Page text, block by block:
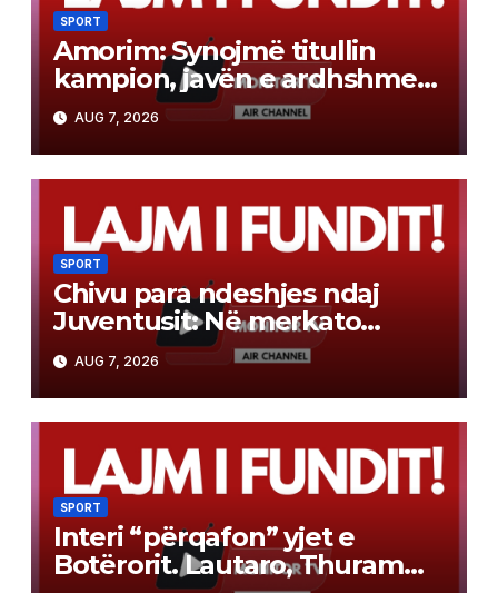
SPORT
Amorim: Synojmë titullin
kampion, javën e ardhshme
do të marr vendime të
rëndësishme
AUG 7, 2026
SPORT
Chivu para ndeshjes ndaj
Juventusit: Në merkato
kërkojmë lojtarë të nivelit të
lartë, duhet durim
AUG 7, 2026
SPORT
Interi “përqafon” yjet e
Botërorit. Lautaro, Thuram